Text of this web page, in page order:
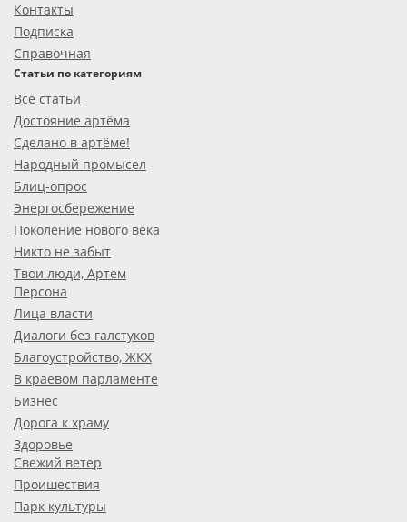
Контакты
Подписка
Справочная
Статьи по категориям
Все статьи
Достояние артёма
Сделано в артёме!
Народный промысел
Блиц-опрос
Энергосбережение
Поколение нового века
Никто не забыт
Твои люди, Артем
Персона
Лица власти
Диалоги без галстуков
Благоустройство, ЖКХ
В краевом парламенте
Бизнес
Дорога к храму
Здоровье
Свежий ветер
Проишествия
Парк культуры